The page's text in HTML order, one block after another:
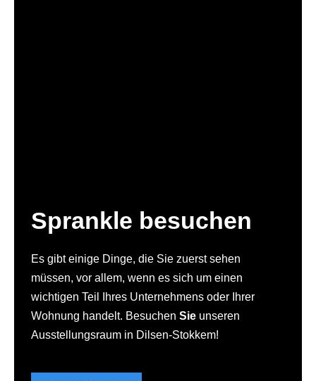
Sprankle besuchen
Es gibt einige Dinge, die Sie zuerst sehen
müssen, vor allem, wenn es sich um einen
wichtigen Teil Ihres Unternehmens oder Ihrer
Wohnung handelt. BesuchenSie unseren
Ausstellungsraum in Dilsen-Stokkem!